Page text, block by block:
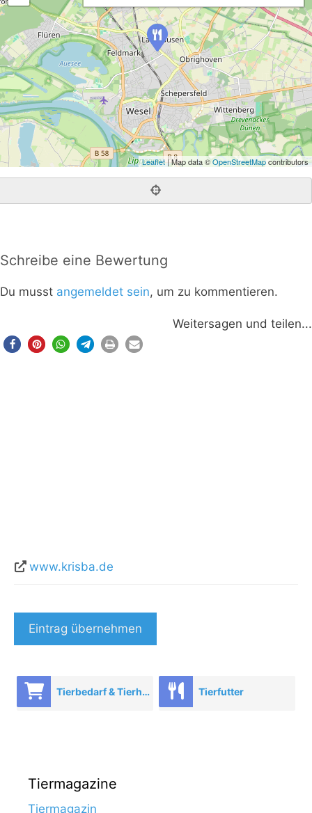
Leaflet| Map data ©OpenStreetMapcontributors
Schreibe eine Bewertung
Du musst angemeldet sein, um zu kommentieren.
Weitersagen und teilen...
www.krisba.de
Eintrag übernehmen
Tierbedarf & Tierhandel Tierfutter
Tiermagazine
Tiermagazin